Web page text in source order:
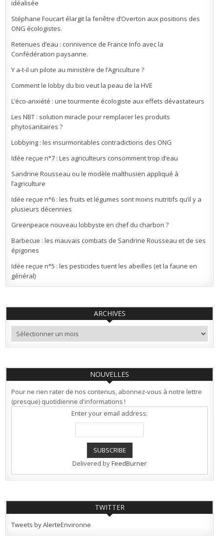
idéalisée
Stéphane Foucart élargit la fenêtre d’Overton aux positions des
ONG écologistes.
Retenues d’eau : connivence de France Info avec la
Confédération paysanne.
Y a-t-il un pilote au ministère de l’Agriculture ?
Comment le lobby du bio veut la peau de la HVE
L’éco-anxiété : une tourmente écologiste aux effets dévastateurs
Les NBT : solution miracle pour remplacer les produits
phytosanitaires ?
Lobbying : les insurmontables contradictions des ONG
Idée reçue n°7 : Les agriculteurs consomment trop d’eau
Sandrine Rousseau ou le modèle malthusien appliqué à
l’agriculture
Idée reçue n°6 : les fruits et légumes sont moins nutritifs qu’il y a
plusieurs décennies
Greenpeace nouveau lobbyste en chef du charbon ?
Barbecue : les mauvais combats de Sandrine Rousseau et de ses
épigones
Idée reçue n°5 : les pesticides tuent les abeilles (et la faune en
général)
ARCHIVES
Archives
NOUVELLES
Pour ne rien rater de nos contenus, abonnez-vous à notre lettre
(presque) quotidienne d'informations !
Enter your email address:
Delivered byFeedBurner
TWITTER
Tweets by AlerteEnvironne